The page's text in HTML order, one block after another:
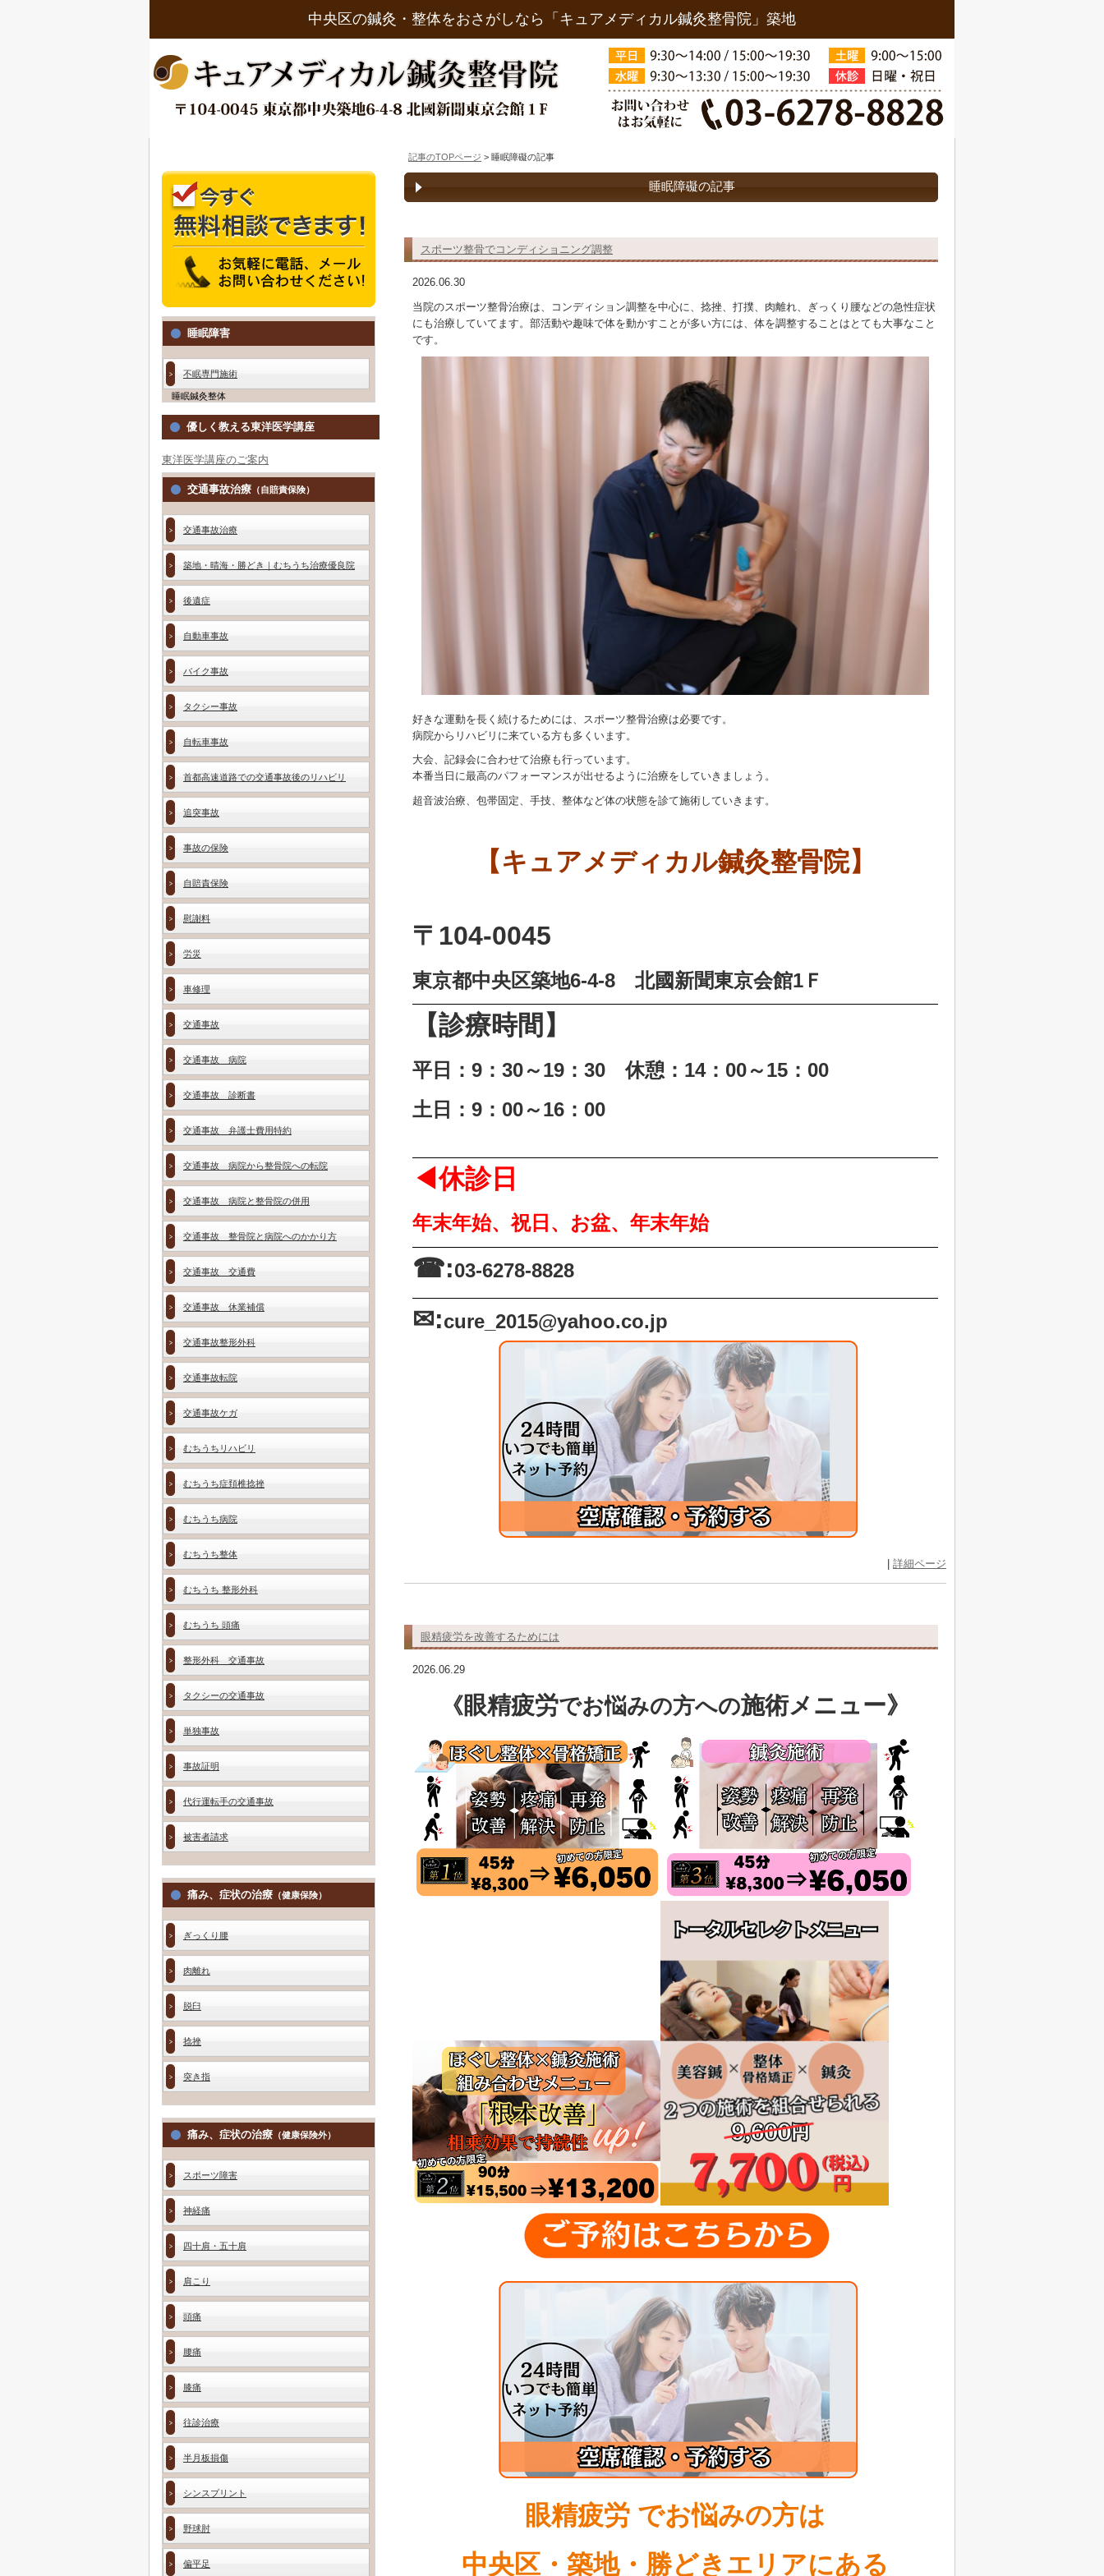
中央区の鍼灸・整体をおさがしなら「キュアメディカル鍼灸整骨院」築地
記事のTOPページ > 睡眠障礙の記事
睡眠障礙の記事
スポーツ整骨でコンディショニング調整
2026.06.30
当院のスポーツ整骨治療は、コンディション調整を中心に、捻挫、打撲、肉離れ、ぎっくり腰などの急性症状
にも治療していてます。部活動や趣味で体を動かすことが多い方には、体を調整することはとても大事なこと
です。
好きな運動を長く続けるためには、スポーツ整骨治療は必要です。
病院からリハビリに来ている方も多くいます。
大会、記録会に合わせて治療も行っています。
本番当日に最高のパフォーマンスが出せるように治療をしていきましょう。
超音波治療、包帯固定、手技、整体など体の状態を診て施術していきます。
【キュアメディカル鍼灸整骨院】
〒104-0045
東京都中央区築地6-4-8 北國新聞東京会館1Ｆ
【診療時間】
平日：9：30～19：30 休憩：14：00～15：00
土日：9：00～16：00
◀休診日
年末年始、祝日、お盆、年末年始
☎:03-6278-8828
✉:cure_2015@yahoo.co.jp
| 詳細ページ
眼精疲労を改善するためには
2026.06.29
《眼精疲労でお悩みの方への施術メニュー》
眼精疲労 でお悩みの方は
中央区・ 築地・勝どきエリアにある
睡眠障害
不眠専門施術
睡眠鍼灸整体
優しく教える東洋医学講座
東洋医学講座のご案内
交通事故治療 （自賠責保険）
交通事故治療
築地・晴海・勝どき｜むちうち治療優良院
後遺症
自動車事故
バイク事故
タクシー事故
自転車事故
首都高速道路での交通事故後のリハビリ
追突事故
事故の保険
自賠責保険
慰謝料
労災
車修理
交通事故
交通事故 病院
交通事故 診断書
交通事故 弁護士費用特約
交通事故 病院から整骨院への転院
交通事故 病院と整骨院の併用
交通事故 整骨院と病院へのかかり方
交通事故 交通費
交通事故 休業補償
交通事故整形外科
交通事故転院
交通事故ケガ
むちうちリハビリ
むちうち症頚椎捻挫
むちうち病院
むちうち整体
むちうち 整形外科
むちうち 頭痛
整形外科 交通事故
タクシーの交通事故
単独事故
事故証明
代行運転手の交通事故
被害者請求
痛み、症状の治療 （健康保険）
ぎっくり腰
肉離れ
脱臼
捻挫
突き指
痛み、症状の治療 （健康保険外）
スポーツ障害
神経痛
四十肩・五十肩
肩こり
頭痛
腰痛
膝痛
往診治療
半月板損傷
シンスプリント
野球肘
偏平足